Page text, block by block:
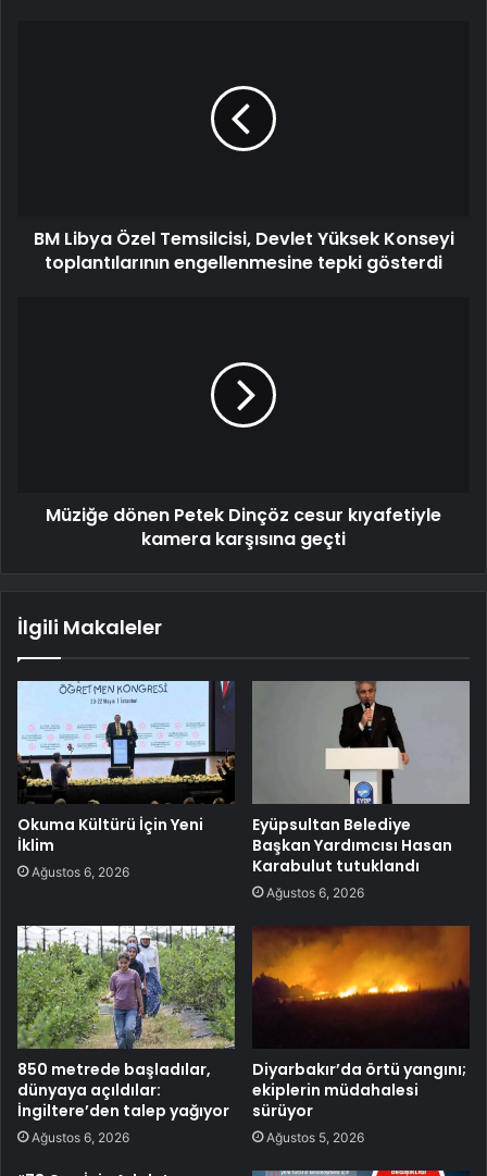
BM Libya Özel Temsilcisi, Devlet Yüksek Konseyi
toplantılarının engellenmesine tepki gösterdi
Müziğe dönen Petek Dinçöz cesur kıyafetiyle
kamera karşısına geçti
İlgili Makaleler
Okuma Kültürü İçin Yeni
İklim
Ağustos 6, 2026
Eyüpsultan Belediye
Başkan Yardımcısı Hasan
Karabulut tutuklandı
Ağustos 6, 2026
850 metrede başladılar,
dünyaya açıldılar:
İngiltere’den talep yağıyor
Ağustos 6, 2026
Diyarbakır’da örtü yangını;
ekiplerin müdahalesi
sürüyor
Ağustos 5, 2026